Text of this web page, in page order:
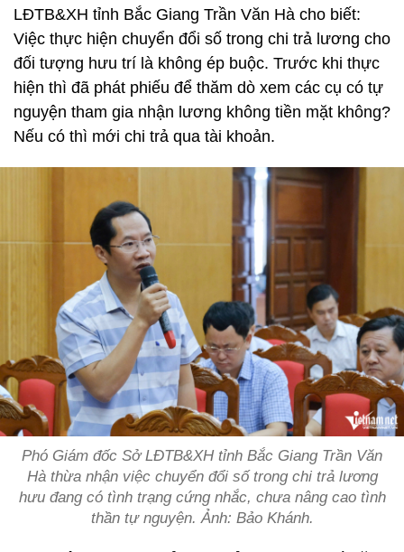
LĐTB&XH tỉnh Bắc Giang Trần Văn Hà cho biết:
Việc thực hiện chuyển đổi số trong chi trả lương cho
đối tượng hưu trí là không ép buộc. Trước khi thực
hiện thì đã phát phiếu để thăm dò xem các cụ có tự
nguyện tham gia nhận lương không tiền mặt không?
Nếu có thì mới chi trả qua tài khoản.
Phó Giám đốc Sở LĐTB&XH tỉnh Bắc Giang Trần Văn
Hà thừa nhận việc chuyển đổi số trong chi trả lương
hưu đang có tình trạng cứng nhắc, chưa nâng cao tình
thần tự nguyện. Ảnh: Bảo Khánh.